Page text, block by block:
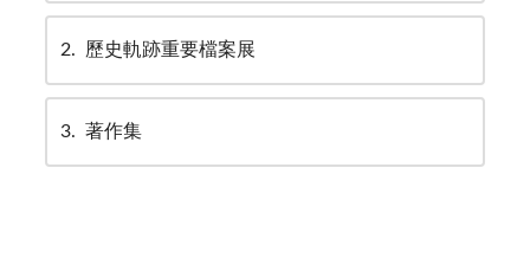
2 歷史軌跡重要檔案展
3 著作集